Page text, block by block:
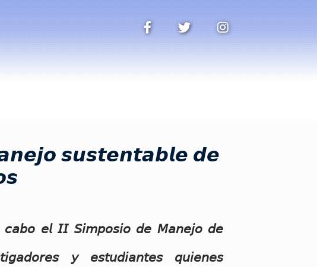
𝙨𝙪𝙨𝙩𝙚𝙣𝙩𝙖𝙗𝙡𝙚 𝙙𝙚
𝘦𝘭 𝘐𝘐 𝘚𝘪𝘮𝘱𝘰𝘴𝘪𝘰 𝘥𝘦 𝘔𝘢𝘯𝘦𝘫𝘰 𝘥𝘦
𝘺 𝘦𝘴𝘵𝘶𝘥𝘪𝘢𝘯𝘵𝘦𝘴 𝘲𝘶𝘪𝘦𝘯𝘦𝘴